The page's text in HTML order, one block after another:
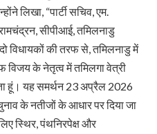
लिखा, “पार्टी सचिव, एम.
सीपीआई, तमिलनाडु
विधायकों की तरफ से, तमिलनाडु में
के नेतृत्व में तमिलगा वेत्री
हूं। यह समर्थन 23 अप्रैल 2026
के नतीजों के आधार पर दिया जा
स्थिर, पंथनिरपेक्ष और